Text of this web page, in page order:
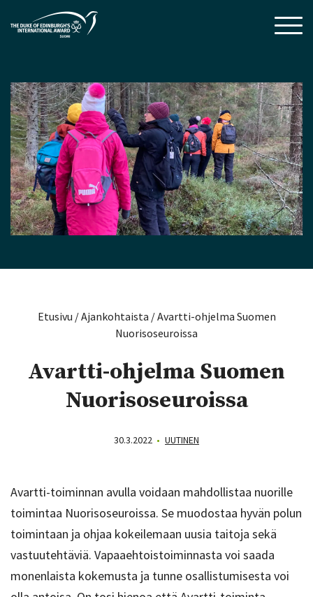
Etusivu /Ajankohtaista /Avartti-ohjelma Suomen
Nuorisoseuroissa
Avartti-ohjelma Suomen
Nuorisoseuroissa
30.3.2022 • UUTINEN
Avartti-toiminnan avulla voidaan mahdollistaa nuorille
toimintaa Nuorisoseuroissa. Se muodostaa hyvän polun
toimintaan ja ohjaa kokeilemaan uusia taitoja sekä
vastuutehtäviä. Vapaaehtoistoiminnasta voi saada
monenlaista kokemusta ja tunne osallistumisesta voi